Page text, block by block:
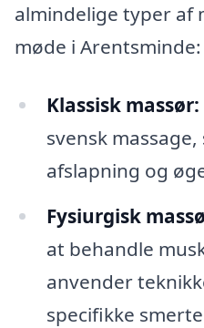
almindelige typer af
møde i Arentsminde:
Klassisk massør:
svensk
afslapning og
Fysiurgisk
at behandle
anvender
specifikke